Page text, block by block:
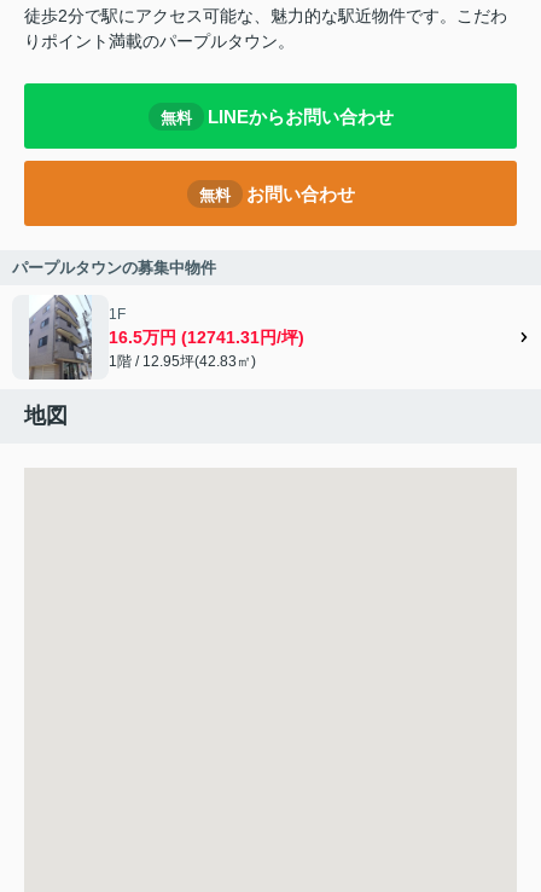
徒歩2分で駅にアクセス可能な、魅力的な駅近物件です。こだわ
りポイント満載のパープルタウン。
無料 LINEからお問い合わせ
無料 お問い合わせ
パープルタウンの募集中物件
1F
16.5万円 (12741.31円/坪)
1階 / 12.95坪(42.83㎡)
地図